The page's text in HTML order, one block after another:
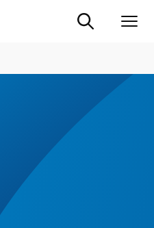
Suche ein-/